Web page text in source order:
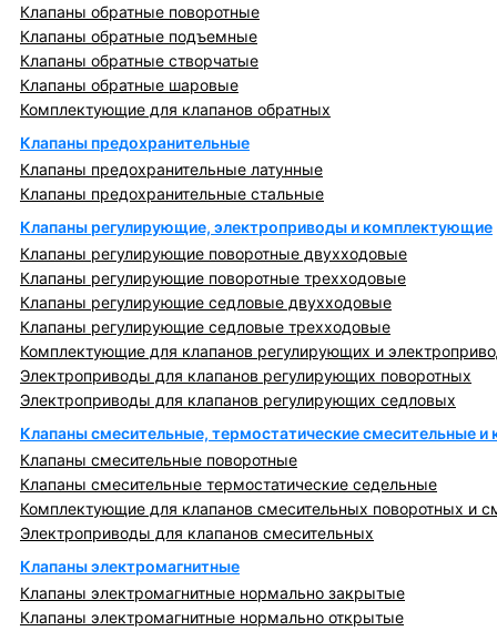
Клапаны обратные поворотные
Клапаны обратные подъемные
Клапаны обратные створчатые
Клапаны обратные шаровые
Комплектующие для клапанов обратных
Клапаны предохранительные
Клапаны предохранительные латунные
Клапаны предохранительные стальные
Клапаны регулирующие, электроприводы и комплектующие
Клапаны регулирующие поворотные двухходовые
Клапаны регулирующие поворотные трехходовые
Клапаны регулирующие седловые двухходовые
Клапаны регулирующие седловые трехходовые
Комплектующие для клапанов регулирующих и
Электроприводы для клапанов регулирующих поворотных
Электроприводы для клапанов регулирующих седловых
Клапаны смесительные, термостатические смесительные
Клапаны смесительные поворотные
Клапаны смесительные термостатические седельные
Комплектующие для клапанов смесительных поворотных и
Электроприводы для клапанов смесительных
Клапаны электромагнитные
Клапаны электромагнитные нормально закрытые
Клапаны электромагнитные нормально открытые